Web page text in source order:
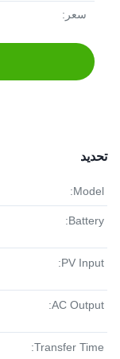
سعر:
تحديد
Model:
Battery:
PV Input:
AC Output:
Transfer Time: